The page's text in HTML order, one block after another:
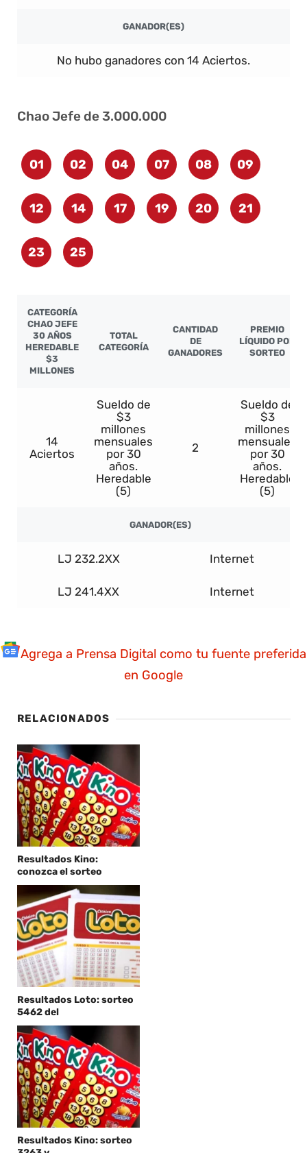
GANADOR(ES)
No hubo ganadores con 14 Aciertos.
Chao Jefe de 3.000.000
01 02 04 07 08 09
12 14 17 19 20 21
23 25
CATEGORÍA
CHAO JEFE
30 AÑOS
HEREDABLE
$3
MILLONES
TOTAL
CATEGORÍA
CANTIDAD
DE
GANADORES
PREMIO
LÍQUIDO POR
SORTEO
14
Aciertos
Sueldo de
$3
millones
mensuales
por 30
años.
Heredable
(5)
2
Sueldo de
$3
millones
mensuales
por 30
años.
Heredable
(5)
GANADOR(ES)
LJ 232.2XX Internet
LJ 241.4XX Internet
Agrega a Prensa Digital como tu fuente preferida
en Google
RELACIONADOS
Resultados Kino:
conozca el sorteo
Resultados Loto: sorteo
5462 del
Resultados Kino: sorteo